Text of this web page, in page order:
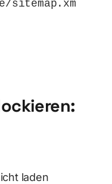
sitemap.xm
laden